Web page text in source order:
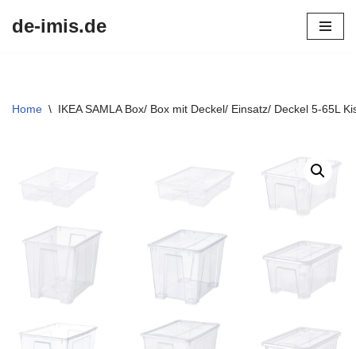
de-imis.de
Home \ IKEA SAMLA Box/ Box mit Deckel/ Einsatz/ Deckel 5-65L